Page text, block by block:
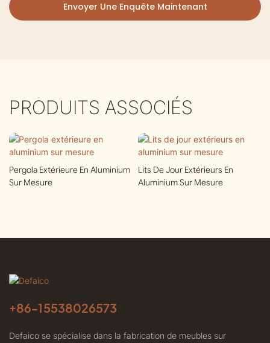
Envoyer Une Enquête Maintenant
PRODUITS ASSOCIÉS
Pergola Extérieure En Aluminium
Sur Mesure
Lits De Jour Extérieurs En
Aluminium Sur Mesure
+86-15538026573
Defaico se spécialise dans la fabrication de meubles sur